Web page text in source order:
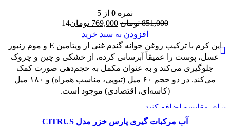
نمره 0 از 5
851,000 تومان قیمت
اصلی:
851,000 تومان
بود.
769,000 تومانقیمت
769,000 تومان.
14
افزودن به سبد خرید
این کرم با ترکیب روغن جوانه گندم غنی از ویتامین E و موم زنبور
عسل، پوست را عمیقاً آبرسانی کرده، از خشکی و چین و چروک
جلوگیری می‌کند و به عنوان مکمل به حجم‌دهی صورت کمک
می‌کند. در دو حجم ۶۰ میل (تیوپی، مناسب همراه) و ۱۸۰ میل
(کاسه‌ای، اقتصادی) موجود است.
برای مقایسه اضافه کنید
مشاهده سریع
آب مرکبات گیری پارس خزر مدل CITRUS